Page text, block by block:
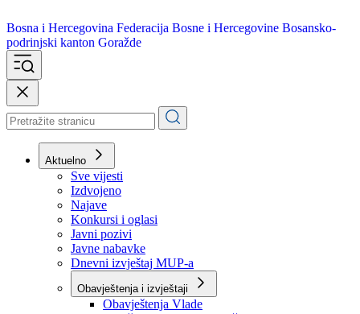
Bosna i Hercegovina
podrinjski kanton Goražde
Aktuelno
Sve vijesti
Izdvojeno
Najave
Konkursi i oglasi
Javni pozivi
Javne nabavke
Dnevni izvještaj MUP-a